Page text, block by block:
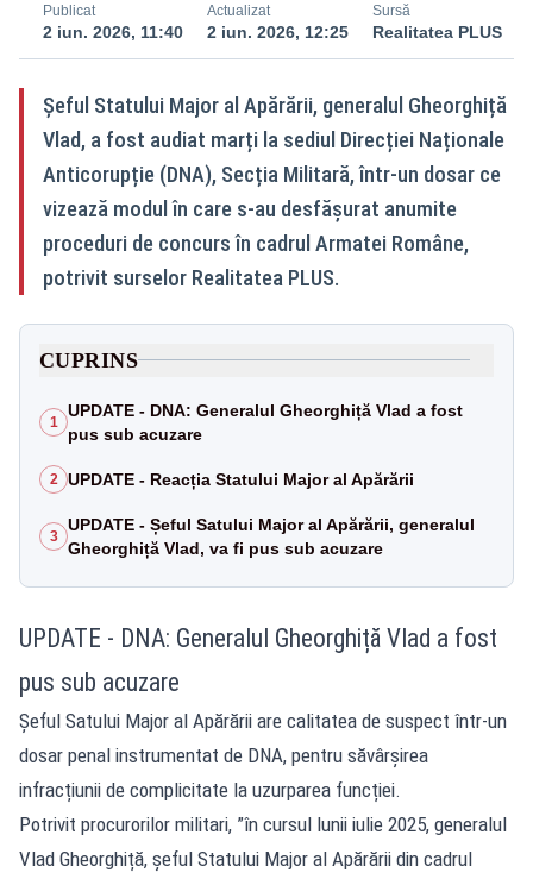
Publicat
2 iun. 2026, 11:40
Actualizat
2 iun. 2026, 12:25
Sursă
Realitatea PLUS
Șeful Statului Major al Apărării, generalul Gheorghiță
Vlad, a fost audiat marți la sediul Direcției Naționale
Anticorupție (DNA), Secția Militară, într-un dosar ce
vizează modul în care s-au desfășurat anumite
proceduri de concurs în cadrul Armatei Române,
potrivit surselor Realitatea PLUS.
CUPRINS
1
UPDATE - DNA: Generalul Gheorghiță Vlad a fost
pus sub acuzare
2 UPDATE - Reacția Statului Major al Apărării
3
UPDATE - Șeful Satului Major al Apărării, generalul
Gheorghiță Vlad, va fi pus sub acuzare
UPDATE - DNA: Generalul Gheorghiță Vlad a fost
pus sub acuzare
Șeful Satului Major al Apărării are calitatea de suspect într-un
dosar penal instrumentat de DNA, pentru săvârșirea
infracțiunii de complicitate la uzurparea funcției.
Potrivit procurorilor militari, ”în cursul lunii iulie 2025, generalul
Vlad Gheorghiță, șeful Statului Major al Apărării din cadrul